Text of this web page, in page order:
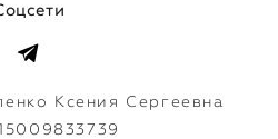
Ксения Сергеевна